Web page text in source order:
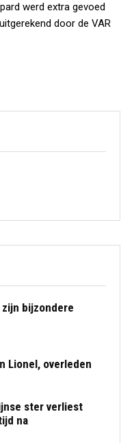
werd extra gevoed
door de VAR
zijn bijzondere
Lionel, overleden
ster verliest
na